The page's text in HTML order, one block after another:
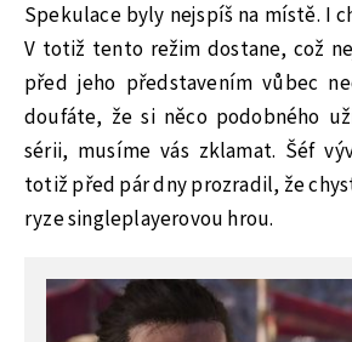
Spekulace byly nejspíš na místě. I
V totiž tento režim dostane, což
před jeho představením vůbec
doufáte, že si něco podobného
sérii, musíme vás zklamat. Šéf
totiž před pár dny prozradil, že
ryze singleplayerovou hrou.